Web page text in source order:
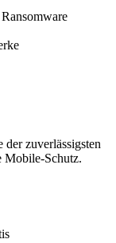
zuverlässigsten
Mobile-Schutz.